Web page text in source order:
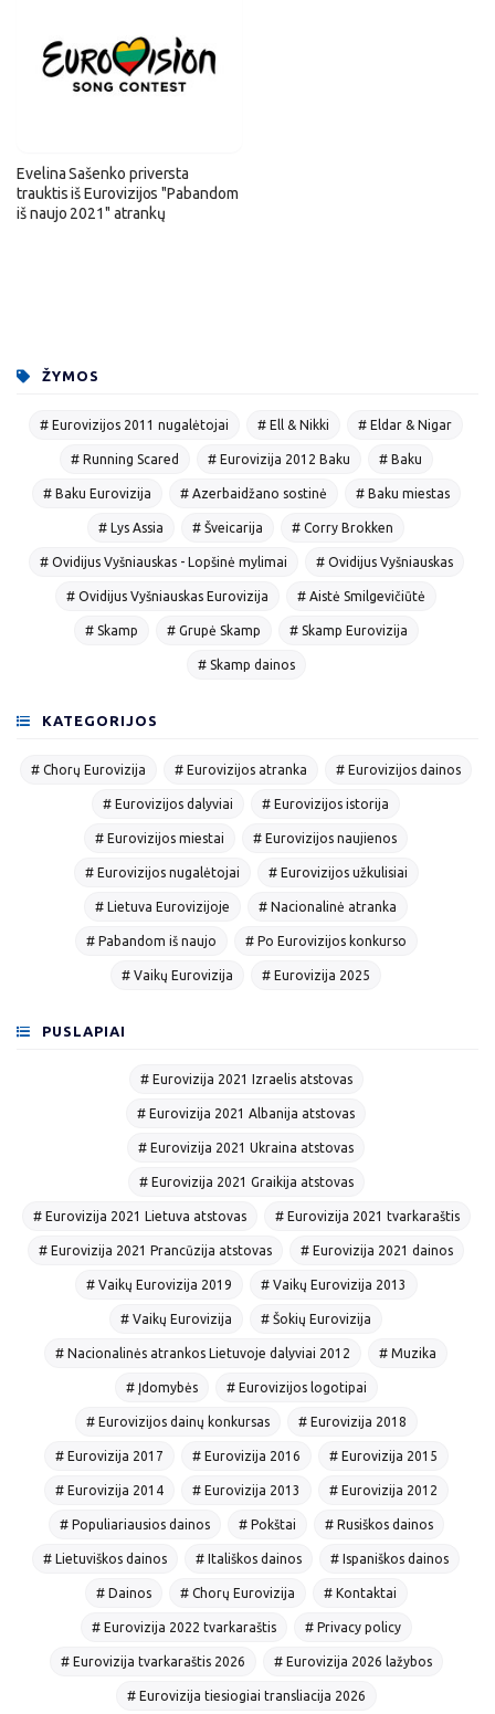
Evelina Sašenko priversta
trauktis iš Eurovizijos "Pabandom
iš naujo 2021" atrankų
ŽYMOS
# Eurovizijos 2011 nugalėtojai # Ell & Nikki # Eldar & Nigar
# Running Scared # Eurovizija 2012 Baku # Baku
# Baku Eurovizija # Azerbaidžano sostinė # Baku miestas
# Lys Assia # Šveicarija # Corry Brokken
# Ovidijus Vyšniauskas - Lopšinė mylimai # Ovidijus Vyšniauskas
# Ovidijus Vyšniauskas Eurovizija # Aistė Smilgevičiūtė
# Skamp # Grupė Skamp # Skamp Eurovizija
# Skamp dainos
KATEGORIJOS
# Chorų Eurovizija # Eurovizijos atranka # Eurovizijos dainos
# Eurovizijos dalyviai # Eurovizijos istorija
# Eurovizijos miestai # Eurovizijos naujienos
# Eurovizijos nugalėtojai # Eurovizijos užkulisiai
# Lietuva Eurovizijoje # Nacionalinė atranka
# Pabandom iš naujo # Po Eurovizijos konkurso
# Vaikų Eurovizija # Eurovizija 2025
PUSLAPIAI
# Eurovizija 2021 Izraelis atstovas
# Eurovizija 2021 Albanija atstovas
# Eurovizija 2021 Ukraina atstovas
# Eurovizija 2021 Graikija atstovas
# Eurovizija 2021 Lietuva atstovas # Eurovizija 2021 tvarkaraštis
# Eurovizija 2021 Prancūzija atstovas # Eurovizija 2021 dainos
# Vaikų Eurovizija 2019 # Vaikų Eurovizija 2013
# Vaikų Eurovizija # Šokių Eurovizija
# Nacionalinės atrankos Lietuvoje dalyviai 2012 # Muzika
# Įdomybės # Eurovizijos logotipai
# Eurovizijos dainų konkursas # Eurovizija 2018
# Eurovizija 2017 # Eurovizija 2016 # Eurovizija 2015
# Eurovizija 2014 # Eurovizija 2013 # Eurovizija 2012
# Populiariausios dainos # Pokštai # Rusiškos dainos
# Lietuviškos dainos # Itališkos dainos # Ispaniškos dainos
# Dainos # Chorų Eurovizija # Kontaktai
# Eurovizija 2022 tvarkaraštis # Privacy policy
# Eurovizija tvarkaraštis 2026 # Eurovizija 2026 lažybos
# Eurovizija tiesiogiai transliacija 2026